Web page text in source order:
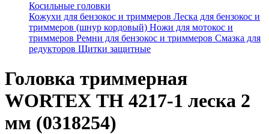
Косильные головки
Кожухи для бензокос и триммеров Леска для бензокос и
триммеров (шнур кордовый) Ножи для мотокос и
триммеров Ремни для бензокос и триммеров Смазка для
редукторов Щитки защитные
Головка триммерная
WORTEX ТН 4217-1 леска 2
мм (0318254)